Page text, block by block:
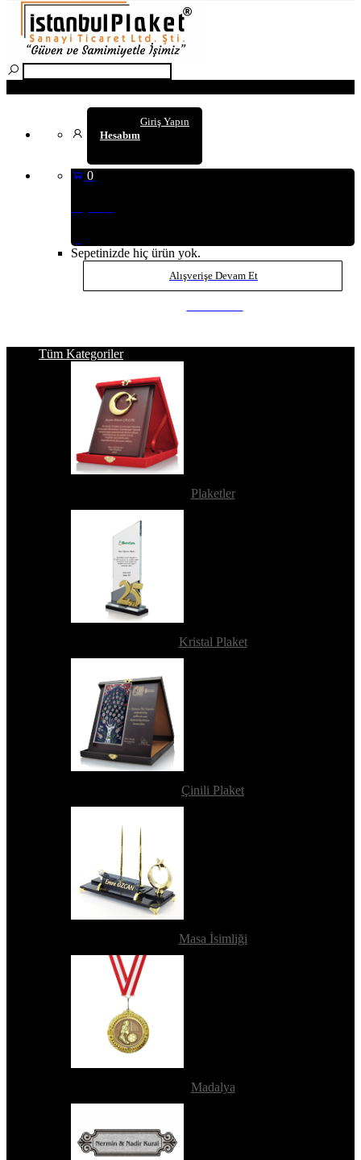
Hesabım
Giriş Yapın
0
Sepetinizde hiç ürün yok.
Alışverişe Devam Et
Tüm Kategoriler
Plaketler
Kristal Plaket
Çinili Plaket
Masa İsimliği
Madalya